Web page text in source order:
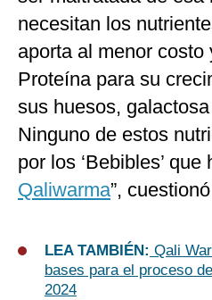
necesitan los
aporta al menor
Proteína para su
sus huesos,
Ninguno de estos
por los ‘Bebibles’
Qaliwarma”,
LEA TAMBIÉN: Qali
bases para el proceso
2024